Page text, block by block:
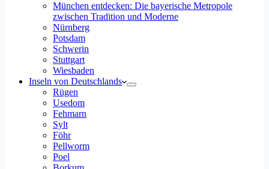
München entdecken: Die bayerische Metropole
zwischen Tradition und Moderne
Nürnberg
Potsdam
Schwerin
Stuttgart
Wiesbaden
Inseln von Deutschlands
Rügen
Usedom
Fehmarn
Sylt
Föhr
Pellworm
Poel